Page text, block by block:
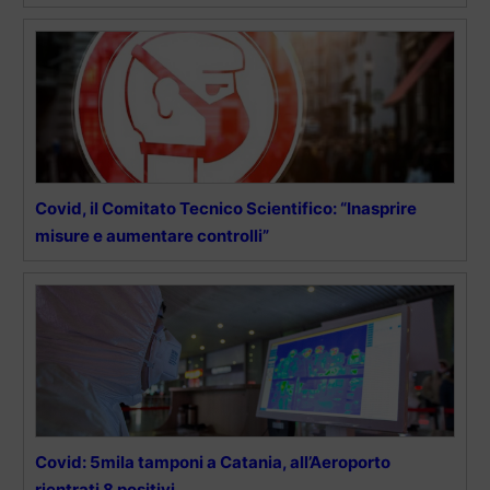
Covid, il Comitato Tecnico Scientifico: “Inasprire
misure e aumentare controlli”
Covid: 5mila tamponi a Catania, all’Aeroporto